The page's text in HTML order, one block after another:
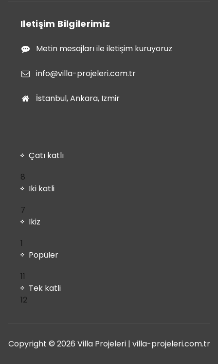
Iletişim Bilgilerimiz
Metin mesajları ile iletişim kuruyoruz
info@villa-projeleri.com.tr
İstanbul, Ankara, Izmir
Çatı katlı
8
ürün
Iki katli
7
ürün
Ikiz
1
ürün
Popüler
11
ürün
Tek katli
1212
Copyright © 2026 Villa Projeleri | villa-projeleri.com.tr